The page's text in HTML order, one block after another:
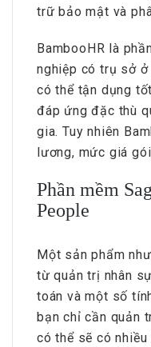
trữ bảo mật và
BambooHR là
nghiệp có trụ sở ở
có thể tận dụng
đáp ứng đặc thù
gia. Tuy nhiên
lương, mức giá
Phần mềm
People
Một sản phẩm
từ quản trị nhân
toán và một số
bạn chỉ cần quản
có thể sẽ có